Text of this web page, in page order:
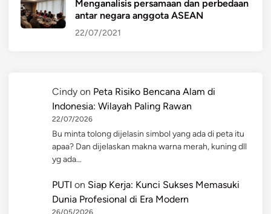
Menganalisis persamaan dan perbedaan
antar negara anggota ASEAN
22/07/2021
Cindy on Peta Risiko Bencana Alam di
Indonesia: Wilayah Paling Rawan
22/07/2026
Bu minta tolong dijelasin simbol yang ada di peta itu
apaa? Dan dijelaskan makna warna merah, kuning dll
yg ada…
PUTI on Siap Kerja: Kunci Sukses Memasuki
Dunia Profesional di Era Modern
26/05/2026